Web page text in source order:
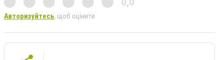
Авторизуйтесь, щоб оцінити